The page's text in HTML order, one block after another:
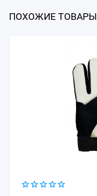
ПОХОЖИЕ ТОВАРЫ